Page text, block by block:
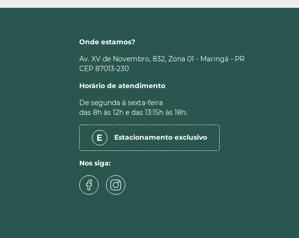
Onde estamos?
Av. XV de Novembro, 832, Zona 01 - Maringá - PR
CEP 87013-230
Horário de atendimento
De segunda à sexta-feira
das 8h às 12h e das 13:15h às 18h.
Estacionamento exclusivo
Nos siga: